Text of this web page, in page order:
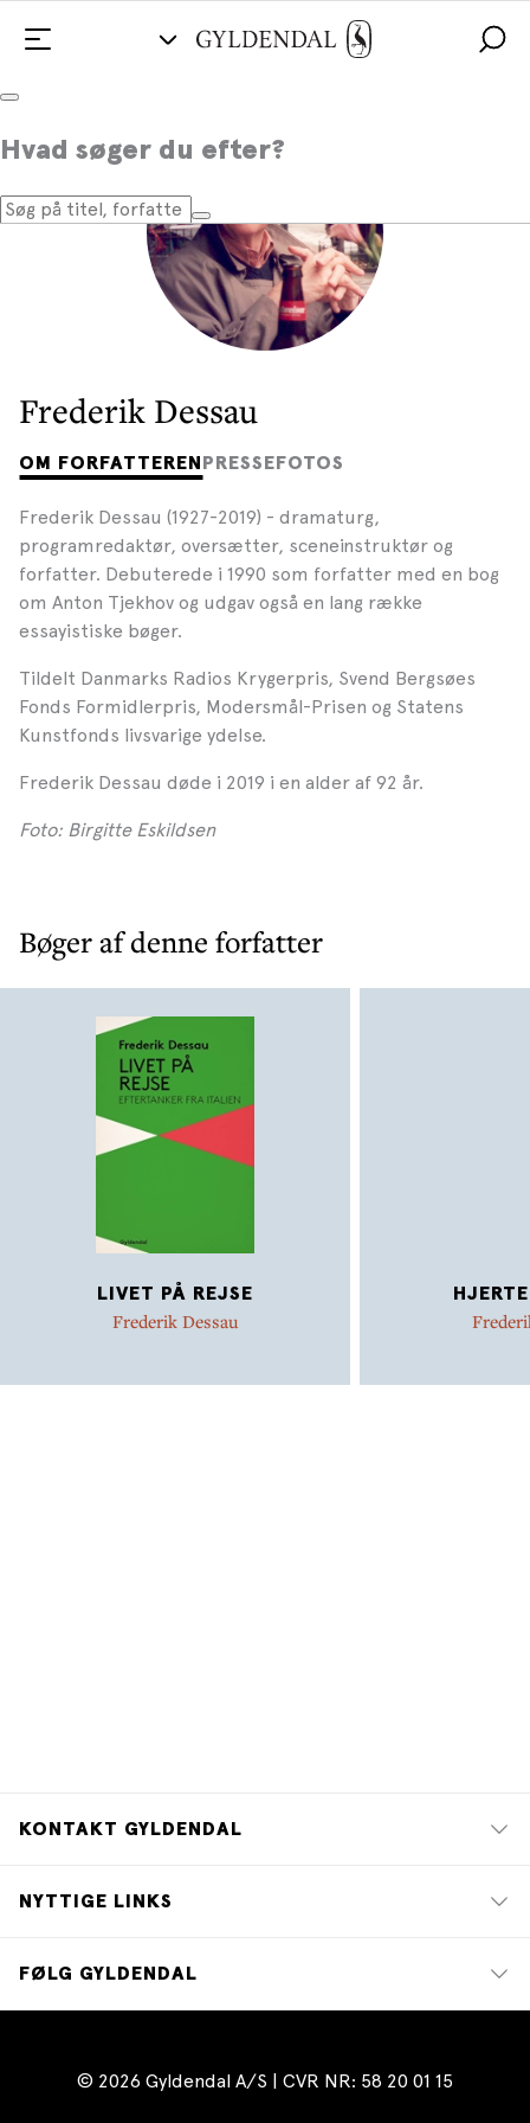
Hvad søger du efter?
Frederik Dessau
OM FORFATTERENPRESSEFOTOS
Frederik Dessau (1927-2019) - dramaturg,
programredaktør, oversætter, sceneinstruktør og
forfatter. Debuterede i 1990 som forfatter med en bog
om Anton Tjekhov og udgav også en lang række
essayistiske bøger.
Tildelt Danmarks Radios Krygerpris, Svend Bergsøes
Fonds Formidlerpris, Modersmål-Prisen og Statens
Kunstfonds livsvarige ydelse.
Frederik Dessau døde i 2019 i en alder af 92 år.
Foto: Birgitte Eskildsen
Bøger af denne forfatter
LIVET PÅ REJSE
Frederik Dessau
KONTAKT GYLDENDAL
NYTTIGE LINKS
FØLG GYLDENDAL
© 2026 Gyldendal A/S | CVR NR: 58 20 01 15